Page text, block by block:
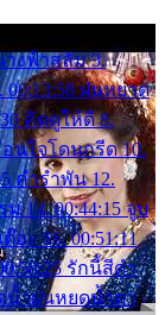
างฟ้าสลัม 3.
00:13:58 ฝนหยาด
คิดดูให้ดี 8.
อนใจโดนกรีด 10.
คำรำพัน 12.
ม 14. 00:44:15 จูบ
อะ 16. 00:51:11
รักนี้สีดำ
ดน้ำฝนหยดน้ำตา